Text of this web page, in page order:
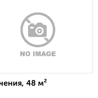
48 м²